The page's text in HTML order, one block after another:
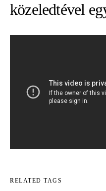
közeledtével
RELATED TAGS